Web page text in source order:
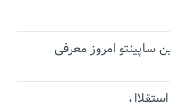
ساپینتو امروز معرفی